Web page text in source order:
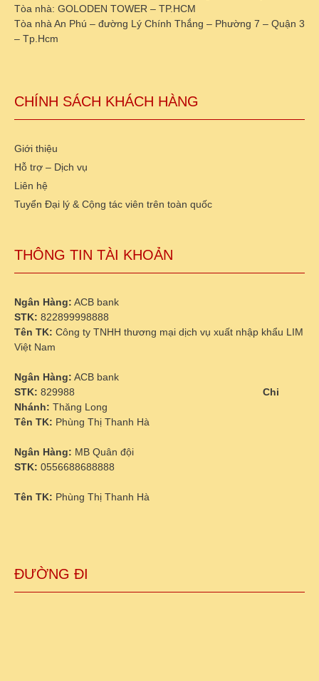
Tòa nhà: GOLODEN TOWER – TP.HCM
Tòa nhà An Phú – đường Lý Chính Thắng – Phường 7 – Quận 3
– Tp.Hcm
CHÍNH SÁCH KHÁCH HÀNG
Giới thiệu
Hỗ trợ – Dịch vụ
Liên hệ
Tuyển Đại lý & Cộng tác viên trên toàn quốc
THÔNG TIN TÀI KHOẢN
Ngân Hàng: ACB bank
STK: 822899998888
Tên TK: Công ty TNHH thương mại dịch vụ xuất nhập khẩu LIM
Việt Nam
Ngân Hàng: ACB bank
STK: 829988 Chi
Nhánh: Thăng Long
Tên TK: Phùng Thị Thanh Hà
Ngân Hàng: MB Quân đội
STK: 0556688688888
Tên TK: Phùng Thị Thanh Hà
ĐƯỜNG ĐI